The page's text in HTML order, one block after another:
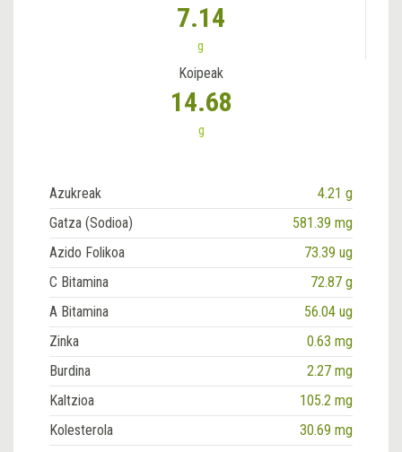
7.14
g
Koipeak
14.68
g
Azukreak
4.21 g
Gatza (Sodioa)
581.39 mg
Azido Folikoa
73.39 ug
C Bitamina
72.87 g
A Bitamina
56.04 ug
Zinka
0.63 mg
Burdina
2.27 mg
Kaltzioa
105.2 mg
Kolesterola
30.69 mg